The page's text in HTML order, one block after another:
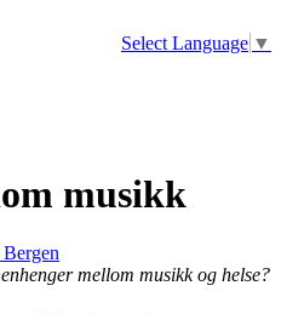
Select Language ▼
musikk
mellom musikk og helse?